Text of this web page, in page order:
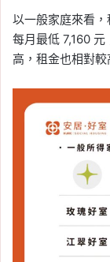
以一般家庭來看，
每月最低 7,160
高，租金也相對較